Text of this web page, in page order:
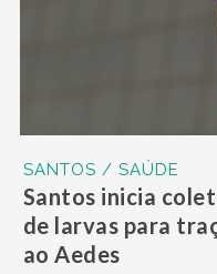
SANTOS / SAÚDE
Santos inicia
de larvas para
ao Aedes